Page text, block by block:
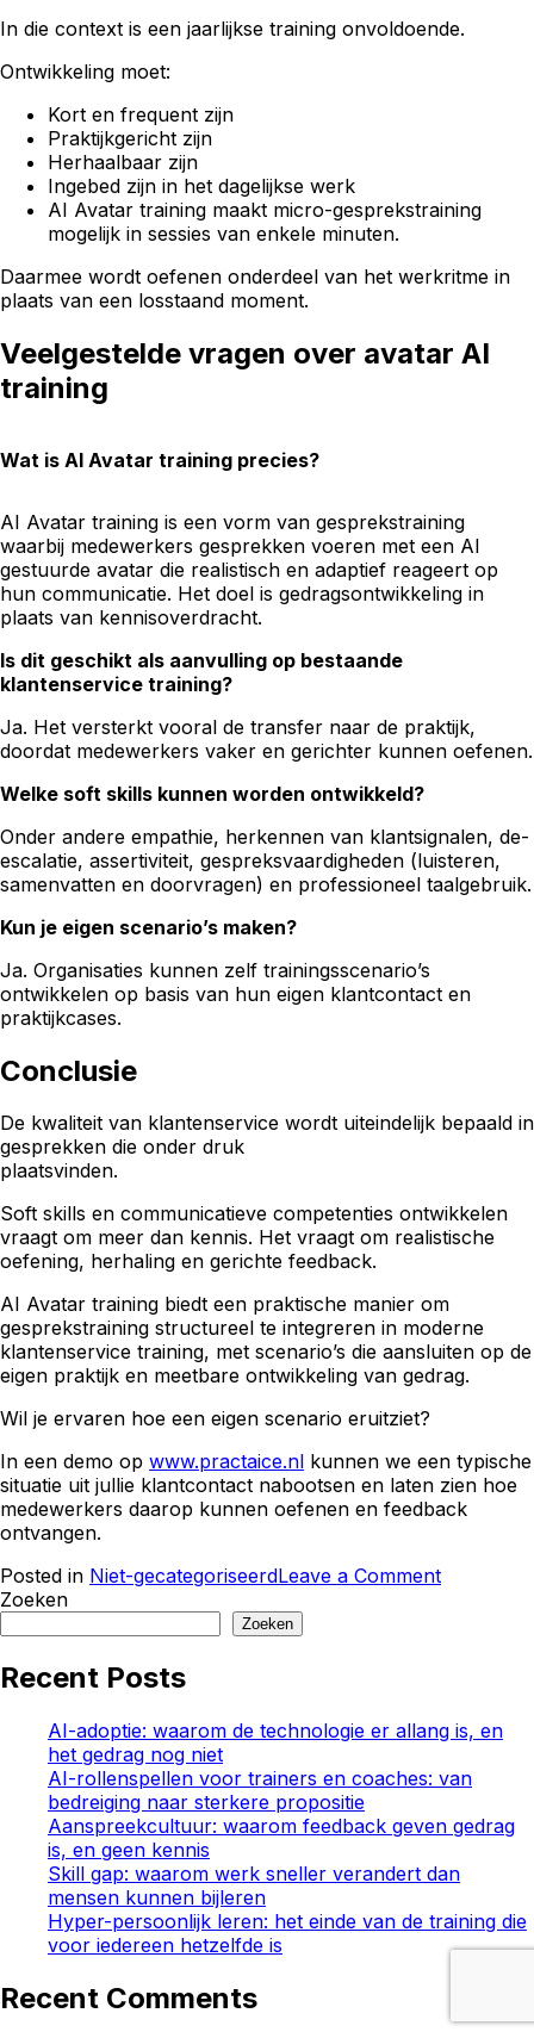
In die context is een jaarlijkse training onvoldoende.
Ontwikkeling moet:
Kort en frequent zijn
Praktijkgericht zijn
Herhaalbaar zijn
Ingebed zijn in het dagelijkse werk
AI Avatar training maakt micro-gesprekstraining
mogelijk in sessies van enkele minuten.
Daarmee wordt oefenen onderdeel van het werkritme in
plaats van een losstaand moment.
Veelgestelde vragen over avatar AI
training
Wat is AI Avatar training precies?
AI Avatar training is een vorm van gesprekstraining
waarbij medewerkers gesprekken voeren met een AI
gestuurde avatar die realistisch en adaptief reageert op
hun communicatie. Het doel is gedragsontwikkeling in
plaats van kennisoverdracht.
Is dit geschikt als aanvulling op bestaande
klantenservice training?
Ja. Het versterkt vooral de transfer naar de praktijk,
doordat medewerkers vaker en gerichter kunnen oefenen.
Welke soft skills kunnen worden ontwikkeld?
Onder andere empathie, herkennen van klantsignalen, de-
escalatie, assertiviteit, gespreksvaardigheden (luisteren,
samenvatten en doorvragen) en professioneel taalgebruik.
Kun je eigen scenario’s maken?
Ja. Organisaties kunnen zelf trainingsscenario’s
ontwikkelen op basis van hun eigen klantcontact en
praktijkcases.
Conclusie
De kwaliteit van klantenservice wordt uiteindelijk bepaald in
gesprekken die onder druk
plaatsvinden.
Soft skills en communicatieve competenties ontwikkelen
vraagt om meer dan kennis. Het vraagt om realistische
oefening, herhaling en gerichte feedback.
AI Avatar training biedt een praktische manier om
gesprekstraining structureel te integreren in moderne
klantenservice training, met scenario’s die aansluiten op de
eigen praktijk en meetbare ontwikkeling van gedrag.
Wil je ervaren hoe een eigen scenario eruitziet?
In een demo op www.practaice.nl kunnen we een typische
situatie uit jullie klantcontact nabootsen en laten zien hoe
medewerkers daarop kunnen oefenen en feedback
ontvangen.
Posted in Niet-gecategoriseerdLeave a Commenton
hoe
je
skills
traint
die
terugziet
in
gedrag
Zoeken
Zoeken
Recent Posts
AI-adoptie: waarom de technologie er allang is, en
het gedrag nog niet
AI-rollenspellen voor trainers en coaches: van
bedreiging naar sterkere propositie
Aanspreekcultuur: waarom feedback geven gedrag
is, en geen kennis
Skill gap: waarom werk sneller verandert dan
mensen kunnen bijleren
Hyper-persoonlijk leren: het einde van de training die
voor iedereen hetzelfde is
Recent Comments